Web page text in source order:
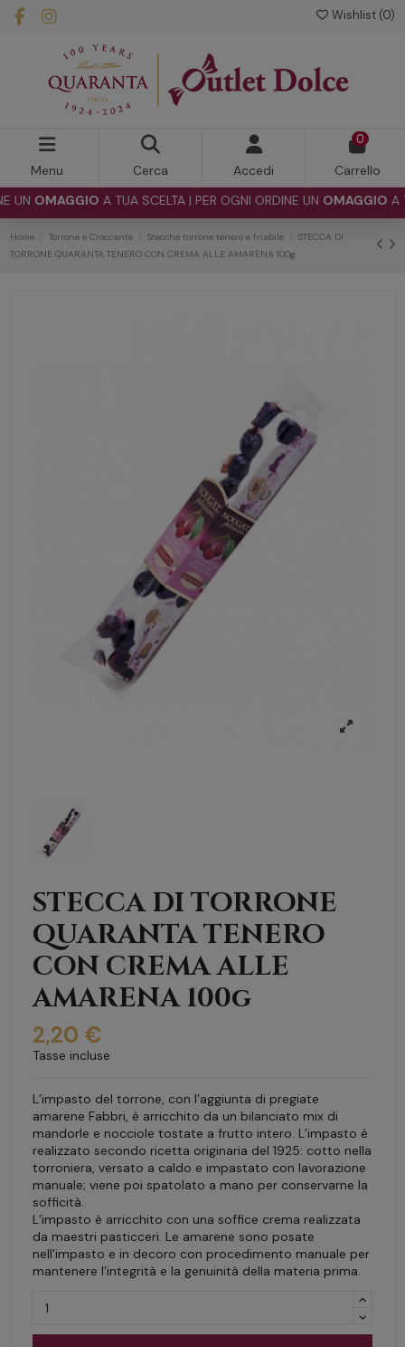
Wishlist (0)
Menu Cerca Accedi
0
Carrello
OMAGGIOA TUA SCELTA | PER OGNI ORDINE UNOMAGGIOA TUA
Home Torrone e Croccante Stecche torrone tenero e friabile
STECCA DI
TORRONE QUARANTA TENERO CON CREMA ALLE AMARENA 100g
STECCA DI TORRONE
QUARANTA TENERO
CON CREMA ALLE
AMARENA 100g
2,20 €
Tasse incluse
L’impasto del torrone, con l’aggiunta di pregiate
amarene Fabbri, è arricchito da un bilanciato mix di
mandorle e nocciole tostate a frutto intero. L’impasto è
realizzato secondo ricetta originaria del 1925: cotto nella
torroniera, versato a caldo e impastato con lavorazione
manuale; viene poi spatolato a mano per conservarne la
sofficità.
L’impasto è arricchito con una soffice crema realizzata
da maestri pasticceri. Le amarene sono posate
nell'impasto e in decoro con procedimento manuale per
mantenere l’integrità e la genuinità della materia prima.